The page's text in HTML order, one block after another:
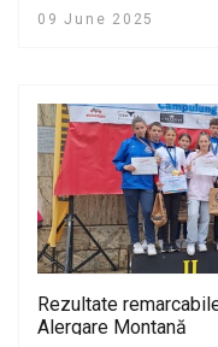
09 June 2025
Rezultate
Alergare Montană